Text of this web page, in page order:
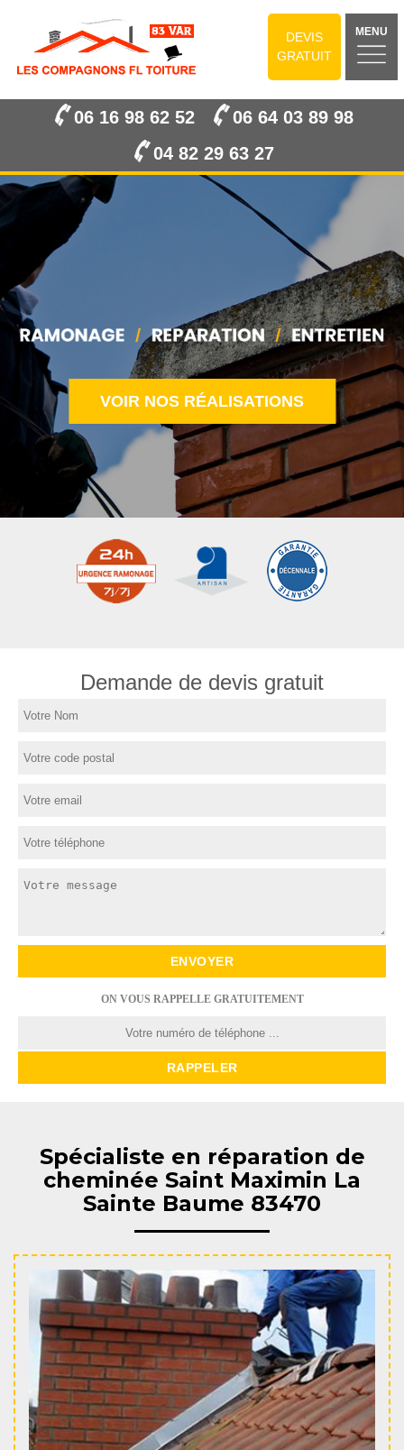
DEVIS
GRATUIT
MENU
06 16 98 62 52
06 64 03 89 98
04 82 29 63 27
VOIR NOS RÉALISATIONS
Demande de devis gratuit
ON VOUS RAPPELLE GRATUITEMENT
Spécialiste en réparation de
cheminée Saint Maximin La
Sainte Baume 83470